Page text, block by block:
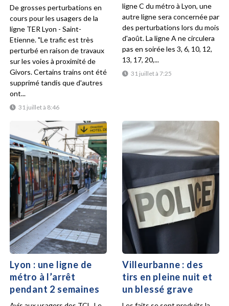
31 juillet à 8:46
De grosses perturbations en
cours pour les usagers de la
ligne TER Lyon - Saint-
Etienne. "Le trafic est très
perturbé en raison de travaux
sur les voies à proximité de
Givors. Certains trains ont été
supprimé tandis que d'autres
ont...
31 juillet à 7:25
ligne C du métro à Lyon, une
autre ligne sera concernée par
des perturbations lors du mois
d'août. La ligne A ne circulera
pas en soirée les 3, 6, 10, 12,
13, 17, 20,...
Lyon : une ligne de
métro à l’arrêt
pendant 2 semaines
Villeurbanne : des
tirs en pleine nuit et
un blessé grave